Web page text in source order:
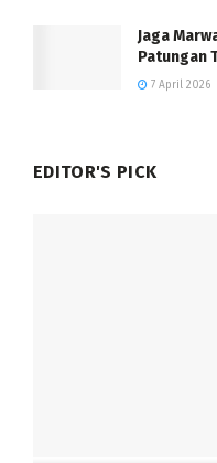
Jaga
Patungan
7 April 2026
EDITOR'S PICK